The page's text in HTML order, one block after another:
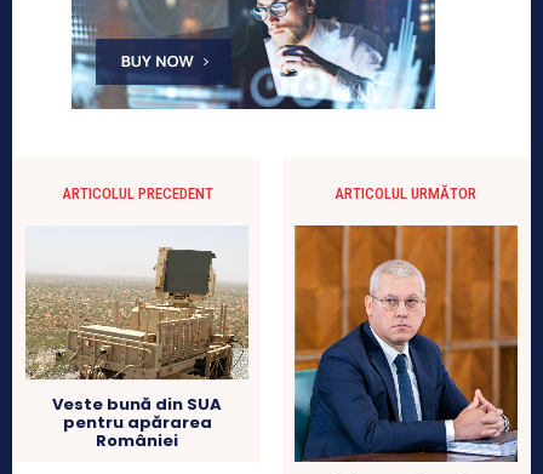
ARTICOLUL PRECEDENT
Veste bună din SUA
pentru apărarea
României
ARTICOLUL URMĂTOR